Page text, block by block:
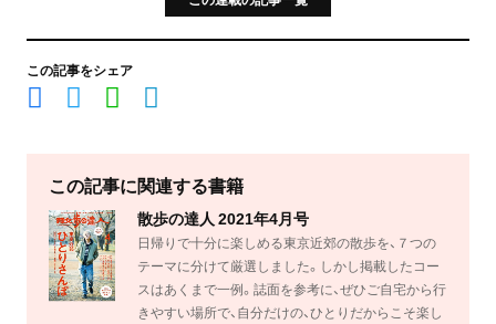
この記事をシェア
この記事に関連する書籍
散歩の達人 2021年4月号
日帰りで十分に楽しめる東京近郊の散歩を、７つの
テーマに分けて厳選しました。しかし掲載したコー
スはあくまで一例。誌面を参考に、ぜひご自宅から行
きやすい場所で、自分だけの、ひとりだからこそ楽し